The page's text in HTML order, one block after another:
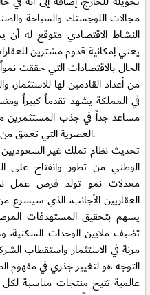
مجالات اللوجستك والسياحة
النشاط الاقتصادي متوقع له أن
يعني إمكانية قدوم مشترين
الحال بالاقتصادات التي حققت
من أعداد القادمين لها
في المملكة يشهد تقدماً كبيراً
مساعد جداً في جذب المستثمرين
العصرية التي تعمق من شراكاتها الدولية لتعزيز قوة اقتصادها.
تحديث نظام تملك غير
الوطني من تطور وانفتاح على
معدلات نمو تولد فرص عمل
العقاريين الأجانب، الذي
يسهم بتحقيق المستهدفات
تضيف ملايين الوحدات السكنية،
مرنة في الاستثمار واستقطاب
التوجه هو لتغيير جذري في مفهوم
عالمية تتيح منتجات مناسبة لكل